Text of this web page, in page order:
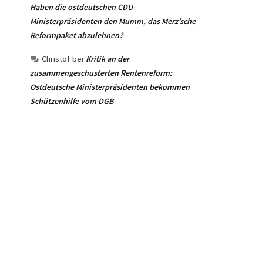
Haben die ostdeutschen CDU-
Ministerpräsidenten den Mumm, das Merz’sche
Reformpaket abzulehnen?
Christof bei Kritik an der
zusammengeschusterten Rentenreform:
Ostdeutsche Ministerpräsidenten bekommen
Schützenhilfe vom DGB